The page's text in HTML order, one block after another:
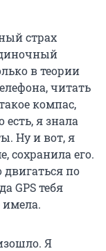
страх
в теории
читать
компас,
есть, я знала
Ну и вот, я
сохранила его.
по
GPS тебя
имела.
Я